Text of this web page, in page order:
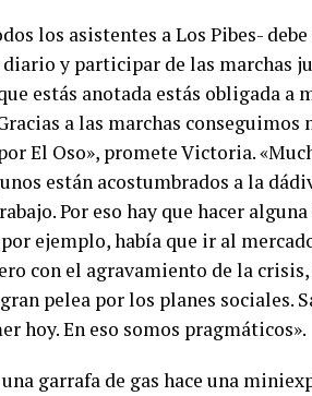
los asistentes a Los Pibes-
y participar de las marchas
estás anotada estás obligada a
a las marchas conseguimos
El Oso», promete Victoria.
están acostumbrados a la
Por eso hay que hacer
ejemplo, había que ir al
con el agravamiento de la
pelea por los planes sociales.
hoy. En eso somos pragmáticos».
garrafa de gas hace una